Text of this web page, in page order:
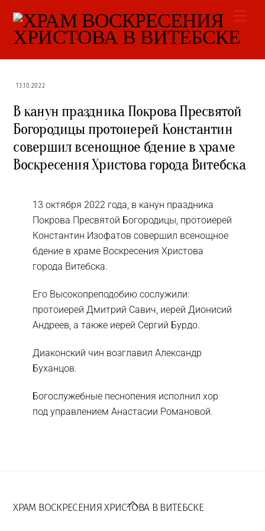
content
13.10.2022
В канун праздника Покрова Пресвятой
Богородицы протоиерей Константин
совершил всенощное бдение в храме
Воскресения Христова города Витебска
13 октября 2022 года, в канун праздника
Покрова Пресвятой Богородицы, протоиерей
Константин Изофатов совершил всенощное
бдение в храме Воскресения Христова
города Витебска.
Его Высокопреподобию сослужили:
протоиерей Дмитрий Савич, иерей Дионисий
Андреев, а также иерей Сергий Бурдо.
Диаконский чин возглавил Александр
Буханцов.
Богослужебные песнопения исполнил хор
под управлением Анастасии Романовой.
To
Top
ХРАМ ВОСКРЕСЕНИЯ ХРИСТОВА В ВИТЕБСКЕ